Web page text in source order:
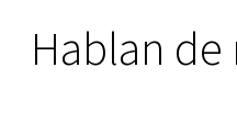
Hablan de